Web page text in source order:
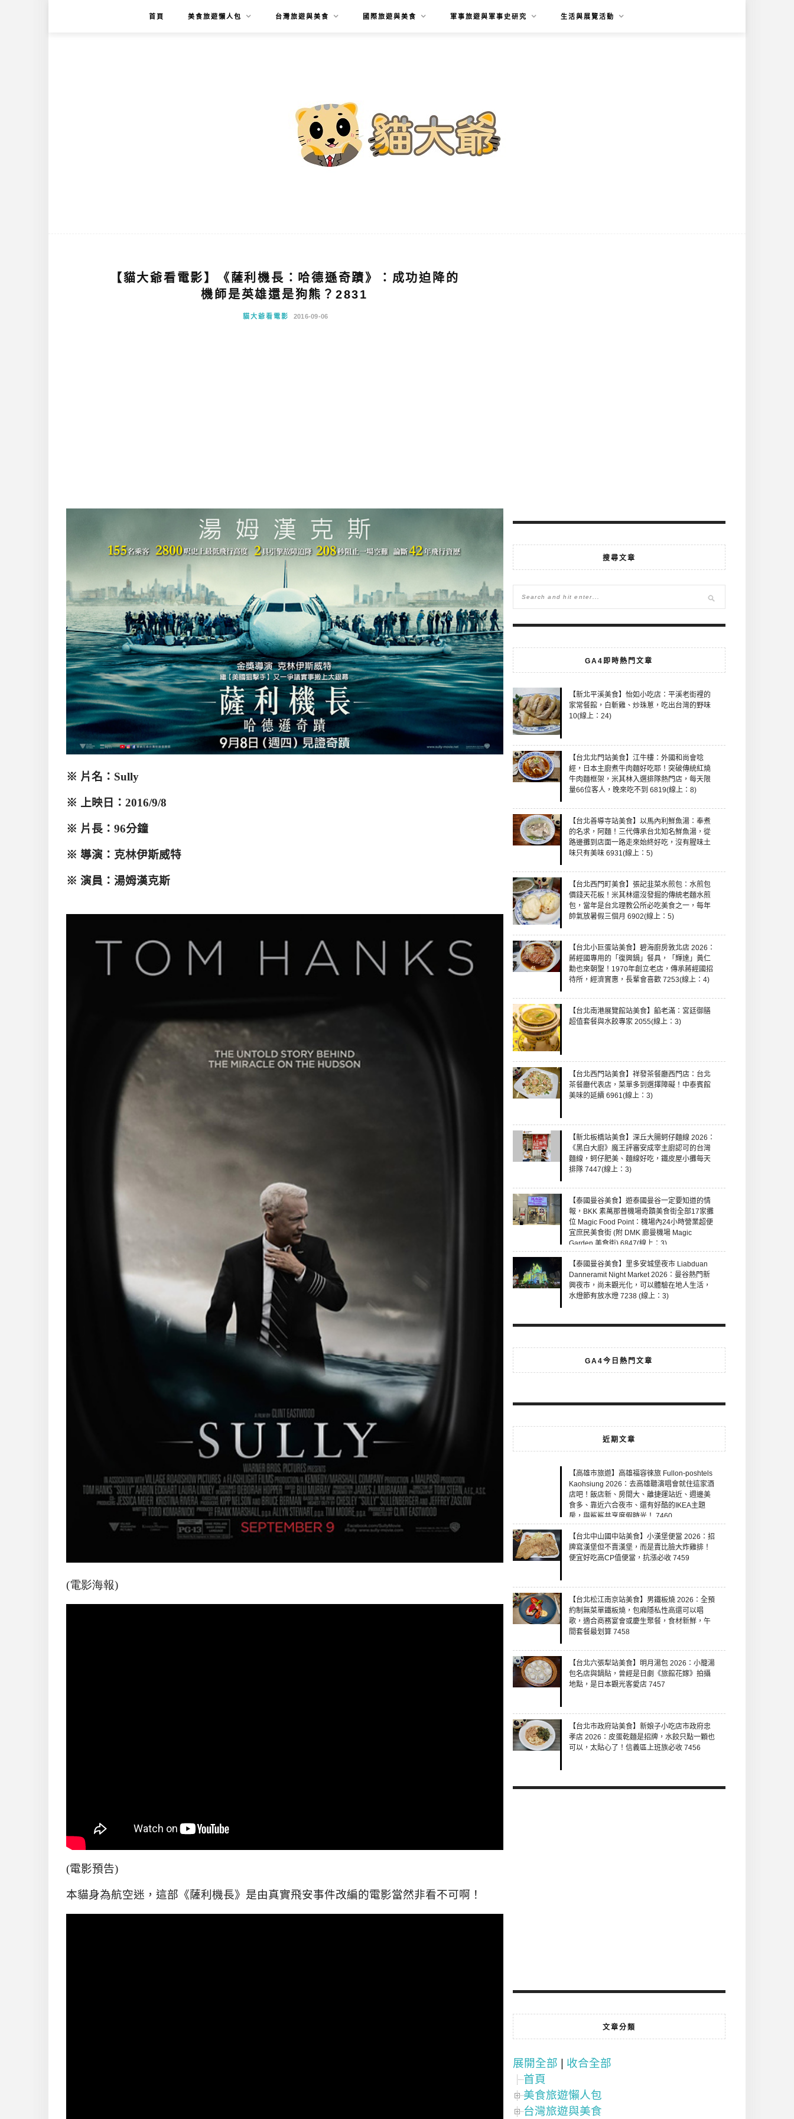
首頁 美食旅遊懶人包 台灣旅遊與美食 國際旅遊與美食 軍事旅遊與軍事史研究 生活與展覽活動
【貓大爺看電影】《薩利機長：哈德遜奇蹟》：成功迫降的
機師是英雄還是狗熊？2831
貓大爺看電影 2016-09-06
※ 片名： Sully
※ 上映日： 2016/9/8
※ 片長： 96分鐘
※ 導演：克林伊斯威特
※ 演員：湯姆漢克斯
(電影海報)
(電影預告)
本貓身為航空迷，這部《薩利機長》是由真實飛安事件改編的電影當然非看不可啊！
搜尋文章
GA4即時熱門文章
【新北平溪美食】怡如小吃店：平溪老街裡的
家常餐館，白斬雞、炒珠蔥，吃出台灣的野味
10(線上：24)
【台北北門站美食】江牛樓：外國和尚會唸
經，日本主廚煮牛肉麵好吃耶！突破傳統紅燒
牛肉麵框架，米其林入選排隊熱門店，每天限
量66位客人，晚來吃不到 6819(線上：8)
【台北善導寺站美食】以馬內利鮮魚湯：奉煮
的名求，阿麵！三代傳承台北知名鮮魚湯，從
路邊攤到店面一路走來始終好吃，沒有腥味土
味只有美味 6931(線上：5)
【台北西門町美食】張記韭菜水煎包：水煎包
價錢天花板！米其林還沒發掘的傳統老麵水煎
包，當年是台北理教公所必吃美食之一，每年
帥氣放暑假三個月 6902(線上：5)
【台北小巨蛋站美食】碧海廚房敦北店 2026：
蔣經國專用的「復興鍋」餐具，「輝達」黃仁
勳也來朝聖！1970年創立老店，傳承蔣經國招
待所，經濟實惠，長輩會喜歡 7253(線上：4)
【台北南港展覽館站美食】餡老滿：宮廷御膳
超值套餐與水餃專家 2055(線上：3)
【台北西門站美食】祥發茶餐廳西門店：台北
茶餐廳代表店，菜單多到選擇障礙！中泰賓館
美味的延續 6961(線上：3)
【新北板橋站美食】深丘大腸蚵仔麵線 2026：
《黑白大廚》魔王評審安成宰主廚認可的台灣
麵線，蚵仔肥美、麵線好吃，鐵皮屋小攤每天
排隊 7447(線上：3)
【泰國曼谷美食】遊泰國曼谷一定要知道的情
報，BKK 素萬那普機場奇蹟美食街全部17家攤
位 Magic Food Point：機場內24小時營業超便
宜庶民美食街 (附 DMK 廊曼機場 Magic
Garden 美食街) 6847(線上：3)
【泰國曼谷美食】里多安城堡夜市 Liabduan
Danneramit Night Market 2026：曼谷熱門新
興夜市，尚未觀光化，可以體驗在地人生活，
水燈節有放水燈 7238 (線上：3)
GA4今日熱門文章
近期文章
【高雄市旅遊】高雄福容徠旅 Fullon-poshtels
Kaohsiung 2026：去高雄聽演唱會就住這家酒
店吧！飯店新、房間大、離捷運站近、週邊美
食多、靠近六合夜市、還有好酷的IKEA主題
房，與鯊鯊共享度假時光！ 7460
【台北中山國中站美食】小漢堡便當 2026：招
牌寫漢堡但不賣漢堡，而是賣比臉大炸雞排！
便宜好吃高CP值便當，抗漲必收 7459
【台北松江南京站美食】男鐵板燒 2026：全預
約制無菜單鐵板燒，包廂隱私性高還可以唱
歌，適合商務宴會或慶生聚餐，食材新鮮，午
間套餐最划算 7458
【台北六張犁站美食】明月湯包 2026：小籠湯
包名店與鍋貼，曾經是日劇《旅館花嫁》拍攝
地點，是日本觀光客愛店 7457
【台北市政府站美食】新娘子小吃店市政府忠
孝店 2026：皮蛋乾麵是招牌，水餃只點一顆也
可以，太貼心了！信義區上班族必收 7456
文章分類
展開全部
收合全部
首頁
美食旅遊懶人包
台灣旅遊與美食